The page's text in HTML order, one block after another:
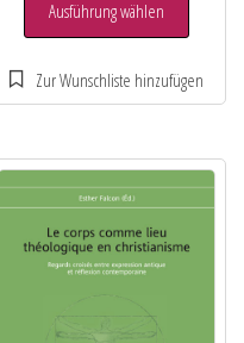
Ausführung wählen